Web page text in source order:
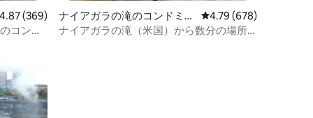
ュー369件、5つ星中4.87つ星の平均評価
4.87 (369)
コンド
ナイアガラの滝のコンドミニ
アム
レビュー678件、5つ
4.79 (678)
ナイアガラの滝（米国）から数分の場所